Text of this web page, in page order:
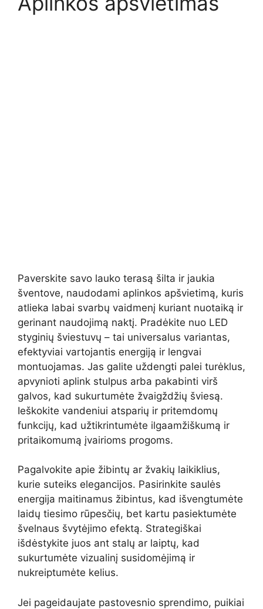
Paverskite savo lauko terasą šilta ir jaukia
šventove, naudodami aplinkos apšvietimą, kuris
atlieka labai svarbų vaidmenį kuriant nuotaiką ir
gerinant naudojimą naktį. Pradėkite nuo LED
styginių šviestuvų – tai universalus variantas,
efektyviai vartojantis energiją ir lengvai
montuojamas. Jas galite uždengti palei turėklus,
apvynioti aplink stulpus arba pakabinti virš
galvos, kad sukurtumėte žvaigždžių šviesą.
Ieškokite vandeniui atsparių ir pritemdomų
funkcijų, kad užtikrintumėte ilgaamžiškumą ir
pritaikomumą įvairioms progoms.
Pagalvokite apie žibintų ar žvakių laikiklius,
kurie suteiks elegancijos. Pasirinkite saulės
energija maitinamus žibintus, kad išvengtumėte
laidų tiesimo rūpesčių, bet kartu pasiektumėte
švelnaus švytėjimo efektą. Strategiškai
išdėstykite juos ant stalų ar laiptų, kad
sukurtumėte vizualinį susidomėjimą ir
nukreiptumėte kelius.
Jei pageidaujate pastovesnio sprendimo, puikiai